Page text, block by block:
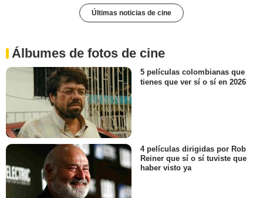
Últimas noticias de cine
Álbumes de fotos de cine
5 películas colombianas que
tienes que ver sí o sí en 2026
4 películas dirigidas por Rob
Reiner que sí o sí tuviste que
haber visto ya